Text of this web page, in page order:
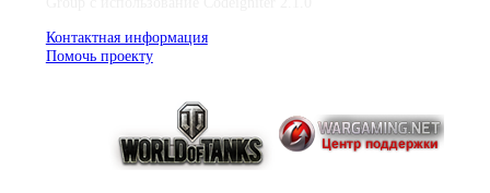
Контактная информация
Помочь проекту